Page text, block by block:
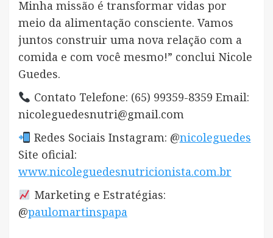
Minha missão é transformar vidas por
meio da alimentação consciente. Vamos
juntos construir uma nova relação com a
comida e com você mesmo!” conclui Nicole
Guedes.
Contato Telefone: (65) 99359-8359 Email:
nicoleguedesnutri@gmail.com
Redes Sociais Instagram: @nicoleguedes
Site oficial:
www.nicoleguedesnutricionista.com.br
Marketing e Estratégias:
@paulomartinspapa